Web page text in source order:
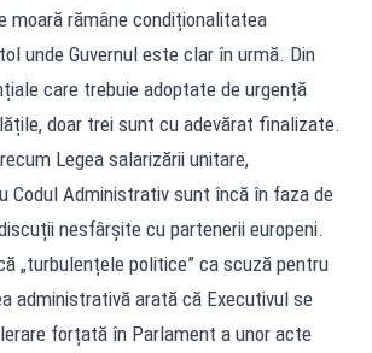
moară rămâne condiționalitatea
unde Guvernul este clar în urmă. Din
care trebuie adoptate de urgență
doar trei sunt cu adevărat finalizate.
Legea salarizării unitare,
Codul Administrativ sunt încă în faza de
nesfârșite cu partenerii europeni.
„turbulențele politice” ca scuză pentru
administrativă arată că Executivul se
forțată în Parlament a unor acte